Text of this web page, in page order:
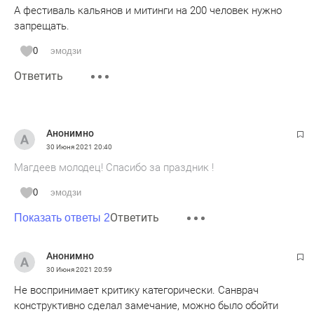
А фестиваль кальянов и митинги на 200 человек нужно
запрещать.
0 эмодзи
Ответить
Анонимно
30 Июня 2021 20:40
Магдеев молодец! Спасибо за праздник !
0 эмодзи
Показать ответы 2Ответить
Анонимно
30 Июня 2021 20:59
Не воспринимает критику категорически. Санврач
конструктивно сделал замечание, можно было обойти